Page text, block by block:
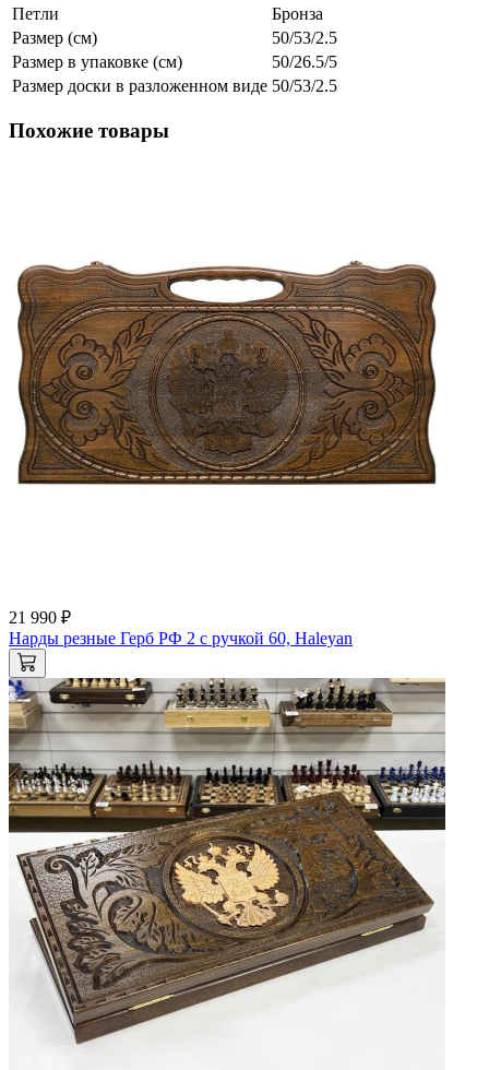
Петли
Бронза
Размер (см)
50/53/2.5
Размер в упаковке (см)
50/26.5/5
Размер доски в разложенном виде 50/53/2.5
Похожие товары
21 990 ₽
Нарды резные Герб РФ 2 с ручкой 60, Haleyan